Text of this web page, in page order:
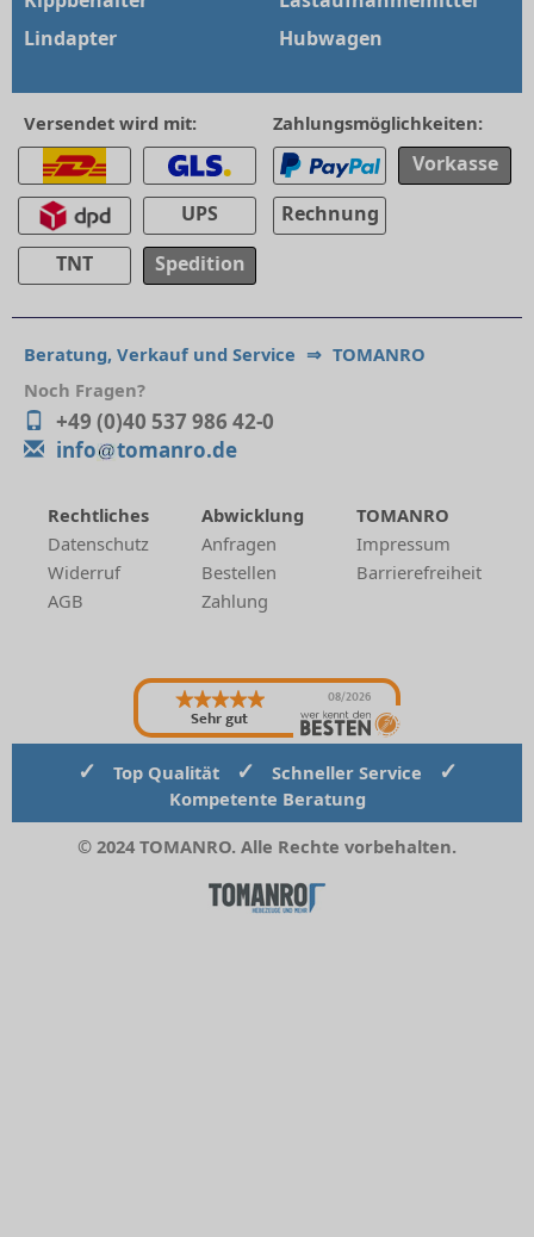
Lindapter
Hubwagen
Versendet wird mit:
UPS
TNT
Spedition
Zahlungsmöglichkeiten:
Vorkasse
Rechnung
Beratung, Verkauf und Service ⇒ TOMANRO
Noch Fragen?
+49 (0)40 537 986 42-0
info
tomanro.de
Rechtliches
Datenschutz
Widerruf
AGB
Abwicklung
Anfragen
Bestellen
Zahlung
TOMANRO
Impressum
Barrierefreiheit
Sehr gut
08/2026
✓ Top Qualität ✓ Schneller Service ✓
Kompetente Beratung
© 2024 TOMANRO. Alle Rechte vorbehalten.